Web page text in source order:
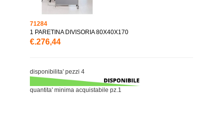
71284
1 PARETINA DIVISORIA 80X40X170
€.276,44
disponibilita' pezzi 4
quantita' minima acquistabile pz.1